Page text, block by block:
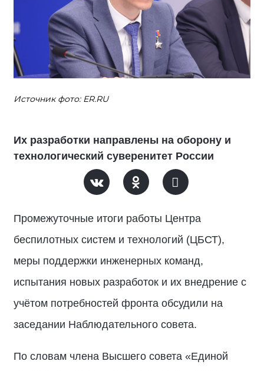
Источник фото: ER.RU
Их разработки направлены на оборону и
технологический суверенитет России
Промежуточные итоги работы Центра
беспилотных систем и технологий (ЦБСТ),
меры поддержки инженерных команд,
испытания новых разработок и их внедрение с
учётом потребностей фронта обсудили на
заседании Наблюдательного совета.
По словам члена Высшего совета «Единой